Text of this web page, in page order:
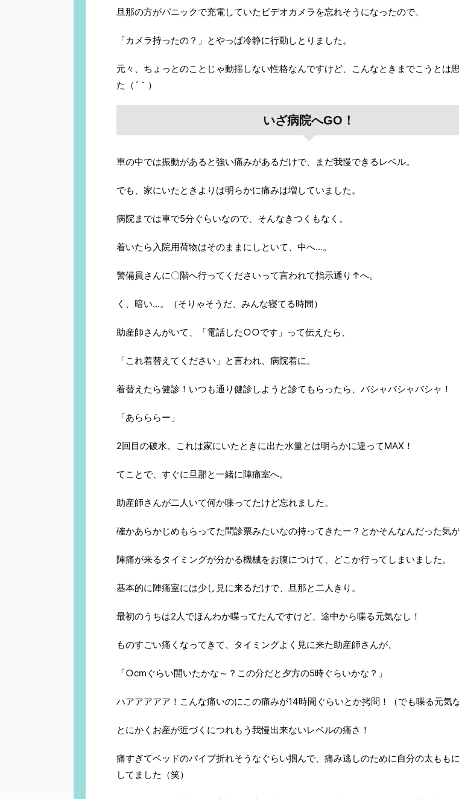
旦那の方がパニックで充電していたビデオカメラを忘れそうになったので、
「カメラ持ったの？」とやっぱ冷静に行動しとりました。
元々、ちょっとのことじゃ動揺しない性格なんですけど、こんなときまでこうとは
た（´｀）
いざ病院へGO！
車の中では振動があると強い痛みがあるだけで、まだ我慢できるレベル。
でも、家にいたときよりは明らかに痛みは増していました。
病院までは車で5分ぐらいなので、そんなきつくもなく。
着いたら入院用荷物はそのままにしといて、中へ…。
警備員さんに〇階へ行ってくださいって言われて指示通り↑へ。
く、暗い…。（そりゃそうだ、みんな寝てる時間）
助産師さんがいて、「電話した○○です」って伝えたら、
「これ着替えてください」と言われ、病院着に。
着替えたら健診！いつも通り健診しようと診てもらったら、バシャバシャバシャ！
「あらららー」
2回目の破水。これは家にいたときに出た水量とは明らかに違ってMAX！
てことで、すぐに旦那と一緒に陣痛室へ。
助産師さんが二人いて何か喋ってたけど忘れました。
確かあらかじめもらってた問診票みたいなの持ってきたー？とかそんなんだった気が
陣痛が来るタイミングが分かる機械をお腹につけて、どこか行ってしまいました。
基本的に陣痛室には少し見に来るだけで、旦那と二人きり。
最初のうちは2人でほんわか喋ってたんですけど、途中から喋る元気なし！
ものすごい痛くなってきて、タイミングよく見に来た助産師さんが、
「○cmぐらい開いたかな～？この分だと夕方の5時ぐらいかな？」
ハアアアアア！こんな痛いのにこの痛みが14時間ぐらいとか拷問！（でも喋る元気な
とにかくお産が近づくにつれもう我慢出来ないレベルの痛さ！
痛すぎてベッドのパイプ折れそうなぐらい掴んで、痛み逃しのために自分の太もも
してました（笑）